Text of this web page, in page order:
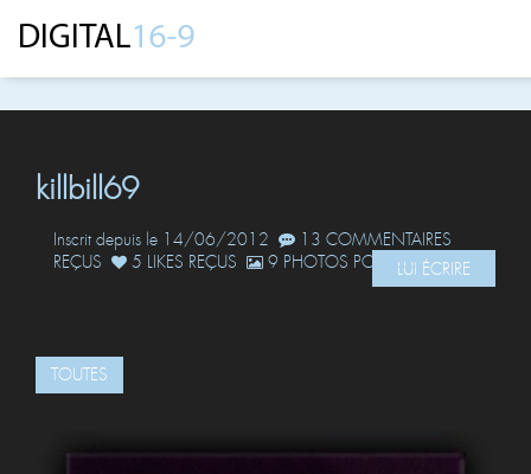
killbill69
Inscrit depuis le 14/06/2012
13 COMMENTAIRES
REÇUS
5 LIKES REÇUS 9 PHOTOS POSTÉESLUI ÉCRIRE
TOUTES